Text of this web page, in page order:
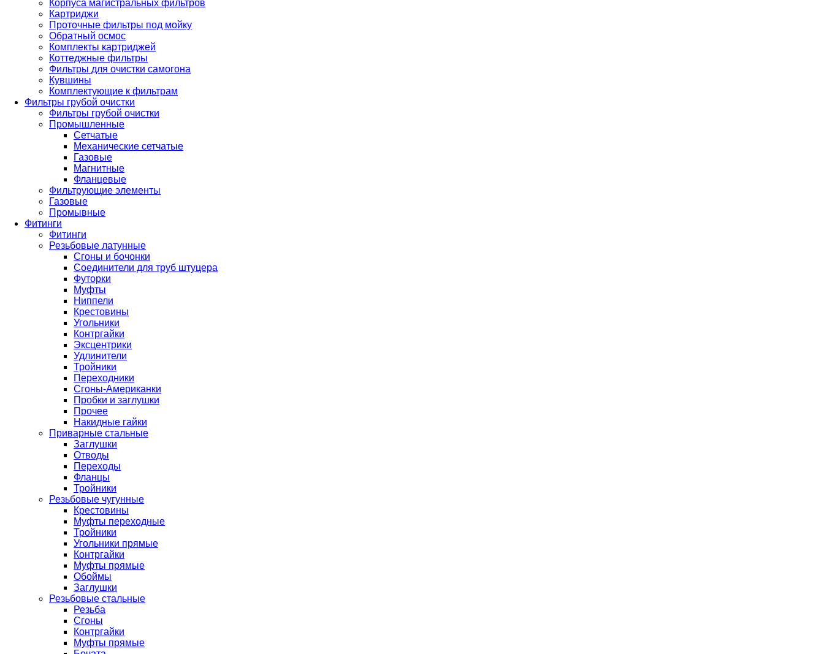
Корпуса магистральных фильтров
Картриджи
Проточные фильтры под мойку
Обратный осмос
Комплекты картриджей
Коттеджные фильтры
Фильтры для очистки самогона
Кувшины
Комплектующие к фильтрам
Фильтры грубой очистки
Фильтры грубой очистки
Промышленные
Сетчатые
Механические сетчатые
Газовые
Магнитные
Фланцевые
Фильтрующие элементы
Газовые
Промывные
Фитинги
Фитинги
Резьбовые латунные
Сгоны и бочонки
Соединители для труб штуцера
Футорки
Муфты
Ниппели
Крестовины
Угольники
Контргайки
Эксцентрики
Удлинители
Тройники
Переходники
Сгоны-Американки
Пробки и заглушки
Прочее
Накидные гайки
Приварные стальные
Заглушки
Отводы
Переходы
Фланцы
Тройники
Резьбовые чугунные
Крестовины
Муфты переходные
Тройники
Угольники прямые
Контргайки
Муфты прямые
Обоймы
Заглушки
Резьбовые стальные
Резьба
Сгоны
Контргайки
Муфты прямые